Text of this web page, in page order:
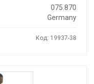
075.870
Germany
Код: 19937-38